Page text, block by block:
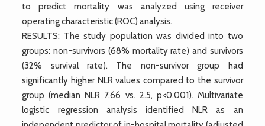
to predict mortality was analyzed using receiver
operating characteristic (ROC) analysis.
RESULTS: The study population was divided into two
groups: non-survivors (68% mortality rate) and survivors
(32% survival rate). The non-survivor group had
significantly higher NLR values compared to the survivor
group (median NLR 7.66 vs. 2.5, p<0.001). Multivariate
logistic regression analysis identified NLR as an